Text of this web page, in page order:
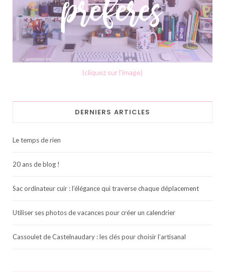
(cliquez sur l'image)
DERNIERS ARTICLES
Le temps de rien
20 ans de blog !
Sac ordinateur cuir : l’élégance qui traverse chaque déplacement
Utiliser ses photos de vacances pour créer un calendrier
Cassoulet de Castelnaudary : les clés pour choisir l’artisanal